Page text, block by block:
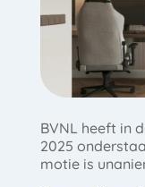
BVNL heeft in
2025
motie is